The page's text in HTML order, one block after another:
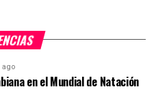
ago
en el Mundial de Natación